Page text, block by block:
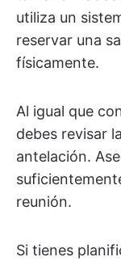
utiliza un
reservar una
físicamente.
Al igual que
debes revisar
antelación.
reunión.
Si tienes